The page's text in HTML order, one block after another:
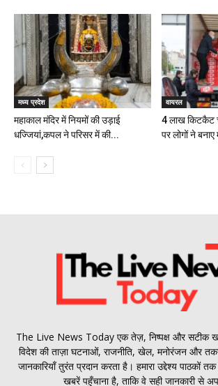
मध्य प्रदेश
महाकाल मंदिर में नियमों की उड़ाई
धज्जियां,कपल ने परिसर में की...
वायरल
4 लाख किटकैट
पर लोगों ने बनाए
The Live News Today एक तेज़, निष्पक्ष और सटीक
विदेश की ताज़ा घटनाओं, राजनीति, खेल, मनोरंजन और
जानकारियाँ तुरंत प्रदान करता है। हमारा उद्देश्य पाठकों
खबरें पहुँचाना है, ताकि वे सही जानकारी से